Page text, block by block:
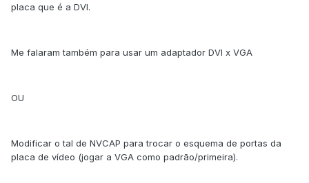
placa que é a DVI.
Me falaram também para usar um adaptador DVI x VGA
OU
Modificar o tal de NVCAP para trocar o esquema de portas da
placa de vídeo (jogar a VGA como padrão/primeira).